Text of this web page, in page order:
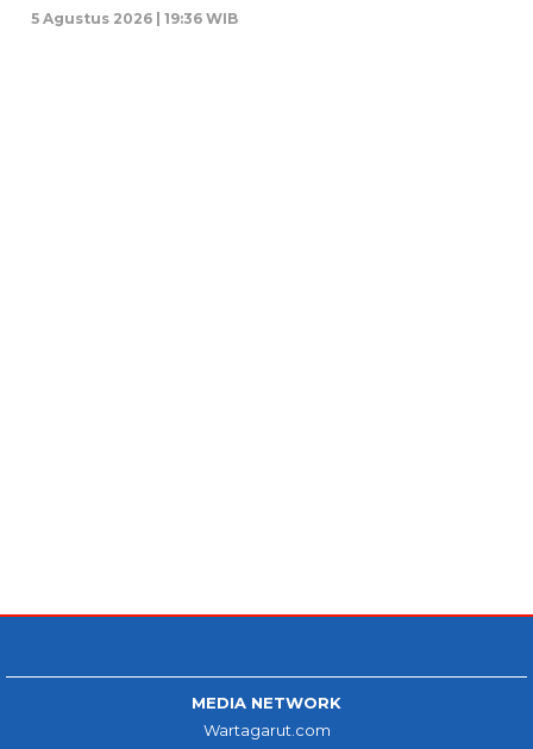
5 Agustus 2026 | 19:36 WIB
MEDIA NETWORK
Wartagarut.com